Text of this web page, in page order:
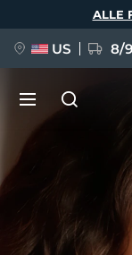
ALLE
US 8/
BREAKING
Sprache
English